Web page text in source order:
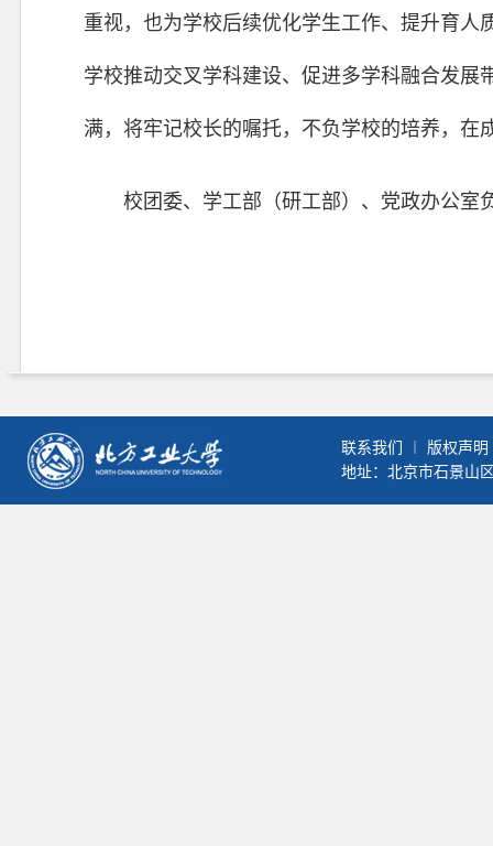
重视，也为学校后续优化学生工作、提升育
学校推动交叉学科建设、促进多学科融合发
满，将牢记校长的嘱托，不负学校的培养，在
校团委、学工部（研工部）、党政办公室
联系我们 版权声明
地址：北京市石景山